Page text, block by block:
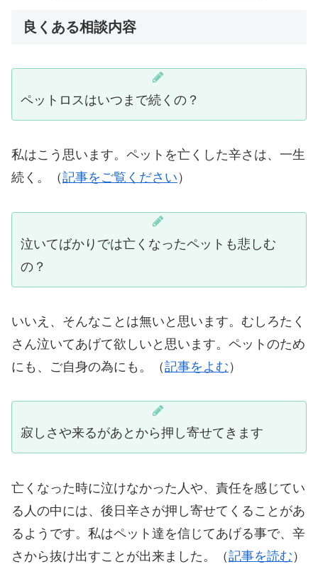
良くある相談内容
ペットロスはいつまで続くの？
私はこう思います。ペットを亡くした辛さは、一生
続く。（記事をご覧ください ）
泣いてばかりでは亡くなったペットも悲しむ
の？
いいえ、そんなことは無いと思います。むしろたく
さん泣いてあげて欲しいと思います。ペットのため
にも、ご自身の為にも。（記事をよむ ）
寂しさや来るがあとから押し寄せてきます
亡くなった時に泣けなかった人や、責任を感じてい
る人の中には、後日辛さが押し寄せてくることがあ
るようです。私はペット達を信じてあげる事で、辛
さから抜け出すことが出来ました。（記事を読む ）